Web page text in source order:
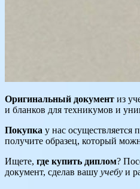
Оригинальный документ из
и бланков для техникумов и
Покупка у нас осуществляется
получите образец, который
Ищете, где купить диплом?
документ, сделав вашу учебу и